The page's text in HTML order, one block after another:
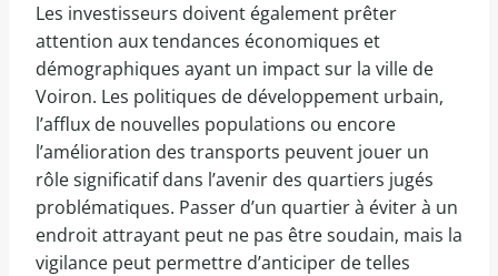
Les investisseurs doivent également prêter
attention aux tendances économiques et
démographiques ayant un impact sur la ville de
Voiron. Les politiques de développement urbain,
l’afflux de nouvelles populations ou encore
l’amélioration des transports peuvent jouer un
rôle significatif dans l’avenir des quartiers jugés
problématiques. Passer d’un quartier à éviter à un
endroit attrayant peut ne pas être soudain, mais la
vigilance peut permettre d’anticiper de telles